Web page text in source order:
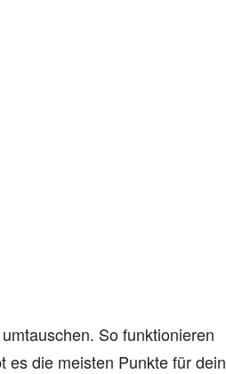
So funktionieren
es die meisten Punkte für dein